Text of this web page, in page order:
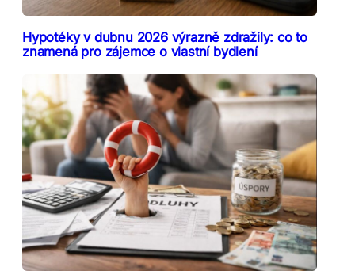
Hypotéky v dubnu 2026 výrazně zdražily: co to
znamená pro zájemce o vlastní bydlení